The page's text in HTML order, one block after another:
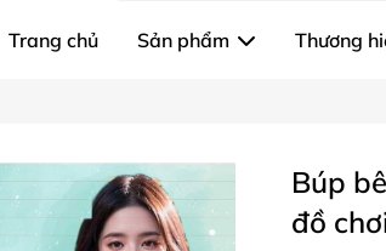
Trang chủ Sản phẩm Thương
Búp
đồ